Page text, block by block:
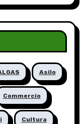
Asilo
Commercio
Cultura